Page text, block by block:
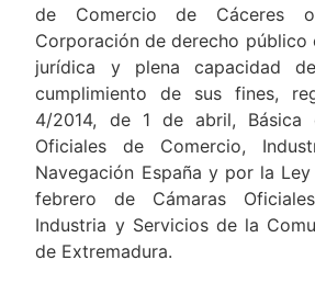
de Comercio de Cáceres o
Corporación de derecho público
jurídica y plena capacidad
cumplimiento de sus fines,
4/2014, de 1 de abril, Básica
Oficiales de Comercio,
Navegación España y por la
febrero de Cámaras
Industria y Servicios de la
de Extremadura.